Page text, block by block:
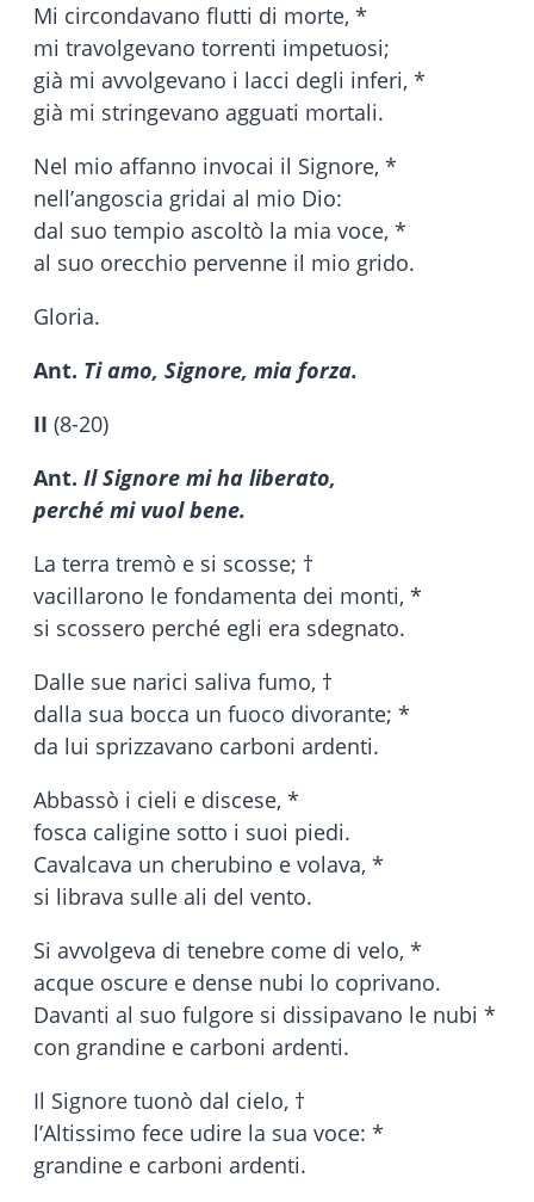
Mi circondavano flutti di morte, *
mi travolgevano torrenti impetuosi;
già mi avvolgevano i lacci degli inferi, *
già mi stringevano agguati mortali.
Nel mio affanno invocai il Signore, *
nell’angoscia gridai al mio Dio:
dal suo tempio ascoltò la mia voce, *
al suo orecchio pervenne il mio grido.
Gloria.
Ant. Ti amo, Signore, mia forza.
II (8-20)
Ant. Il Signore mi ha liberato,
perché mi vuol bene.
La terra tremò e si scosse; †
vacillarono le fondamenta dei monti, *
si scossero perché egli era sdegnato.
Dalle sue narici saliva fumo, †
dalla sua bocca un fuoco divorante; *
da lui sprizzavano carboni ardenti.
Abbassò i cieli e discese, *
fosca caligine sotto i suoi piedi.
Cavalcava un cherubino e volava, *
si librava sulle ali del vento.
Si avvolgeva di tenebre come di velo, *
acque oscure e dense nubi lo coprivano.
Davanti al suo fulgore si dissipavano le nubi *
con grandine e carboni ardenti.
Il Signore tuonò dal cielo, †
l’Altissimo fece udire la sua voce: *
grandine e carboni ardenti.